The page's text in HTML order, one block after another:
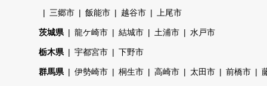
三郷市 飯能市 越谷市 上尾市
茨城県 龍ケ崎市 結城市 土浦市 水戸市
栃木県 宇都宮市 下野市
群馬県 伊勢崎市 桐生市 高崎市 太田市 前橋市